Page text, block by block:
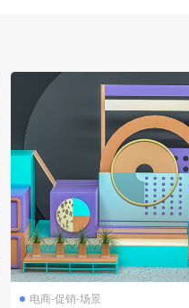
电商-促销-场景